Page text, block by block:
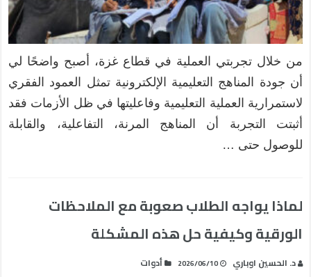
من خلال تجربتي العملية في قطاع غزة، أصبح واضحًا لي
أن جودة المناهج التعليمية الإلكترونية تمثل العمود الفقري
لاستمرارية العملية التعليمية وفاعليتها في ظل الأزمات فقد
أثبتت التجربة أن المناهج المرنة، التفاعلية، والقابلة
للوصول حتى …
لماذا يواجه الطلاب صعوبة مع الملاحظات
الورقية وكيفية حل هذه المشكلة
د. الحسين اوباري 2026/06/10 أدوات